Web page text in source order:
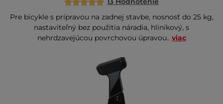
Pre bicykle s prípravou na zadnej stavbe, nosnosť do 25 kg,
nastaviteľný bez použitia náradia, hliníkový, s
nehrdzavejúcou povrchovou úpravou.. viac